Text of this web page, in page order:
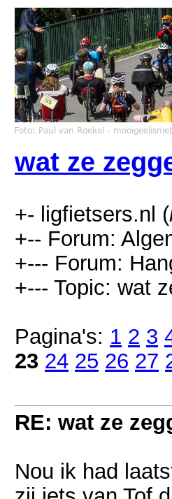
wat ze
+- ligfietsers.nl (
+-- Forum:
+--- Forum:
+--- Topic: wat
Pagina's: 1 2 3
23 24 25 26 27
RE: wat ze
Nou ik had